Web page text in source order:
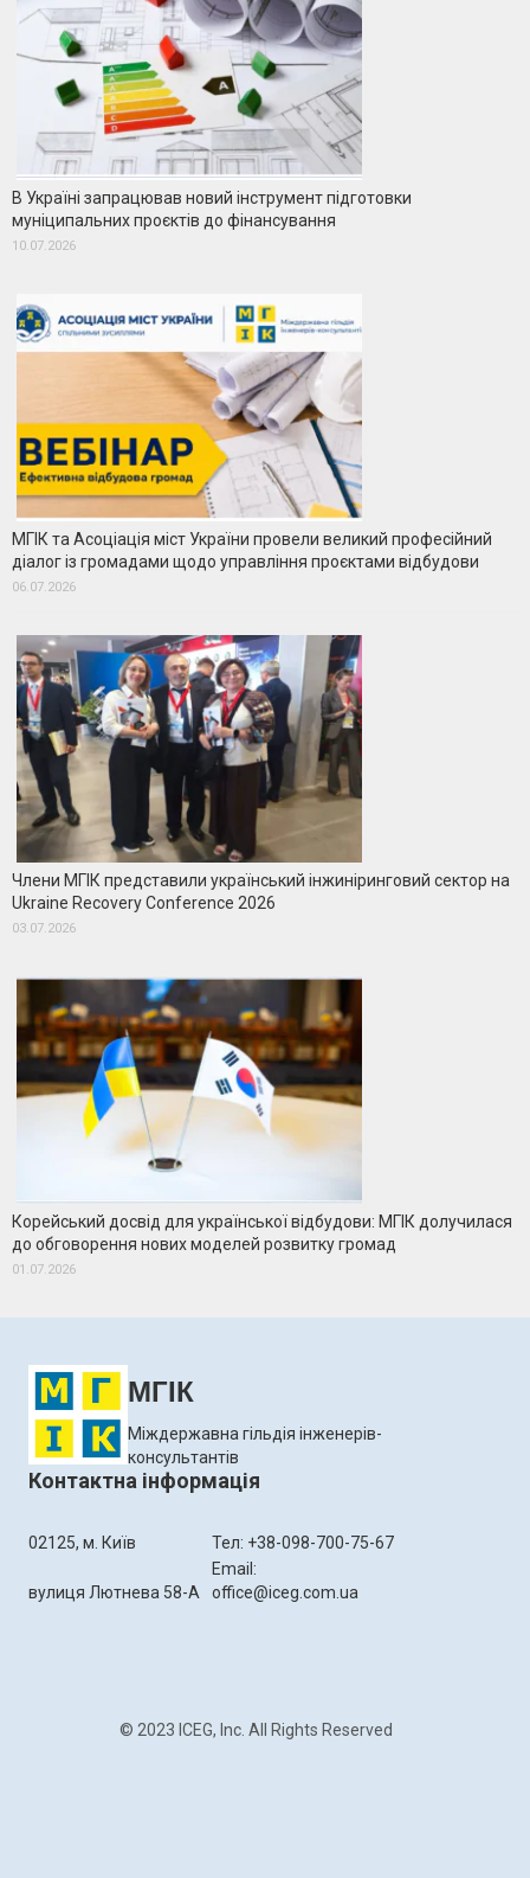
В Україні запрацював новий інструмент підготовки
муніципальних проєктів до фінансування
10.07.2026
МГІК та Асоціація міст України провели великий професійний
діалог із громадами щодо управління проєктами відбудови
06.07.2026
Члени МГІК представили український інжиніринговий сектор на
Ukraine Recovery Conference 2026
03.07.2026
Корейський досвід для української відбудови: МГІК долучилася
до обговорення нових моделей розвитку громад
01.07.2026
МГІК
Міждержавна гільдія інженерів-
консультантів
Контактна інформація
02125, м. Київ
вулиця Лютнева 58-А
Тел: +38-098-700-75-67
Email:
office@iceg.com.ua
© 2023 ICEG, Inc. All Rights Reserved